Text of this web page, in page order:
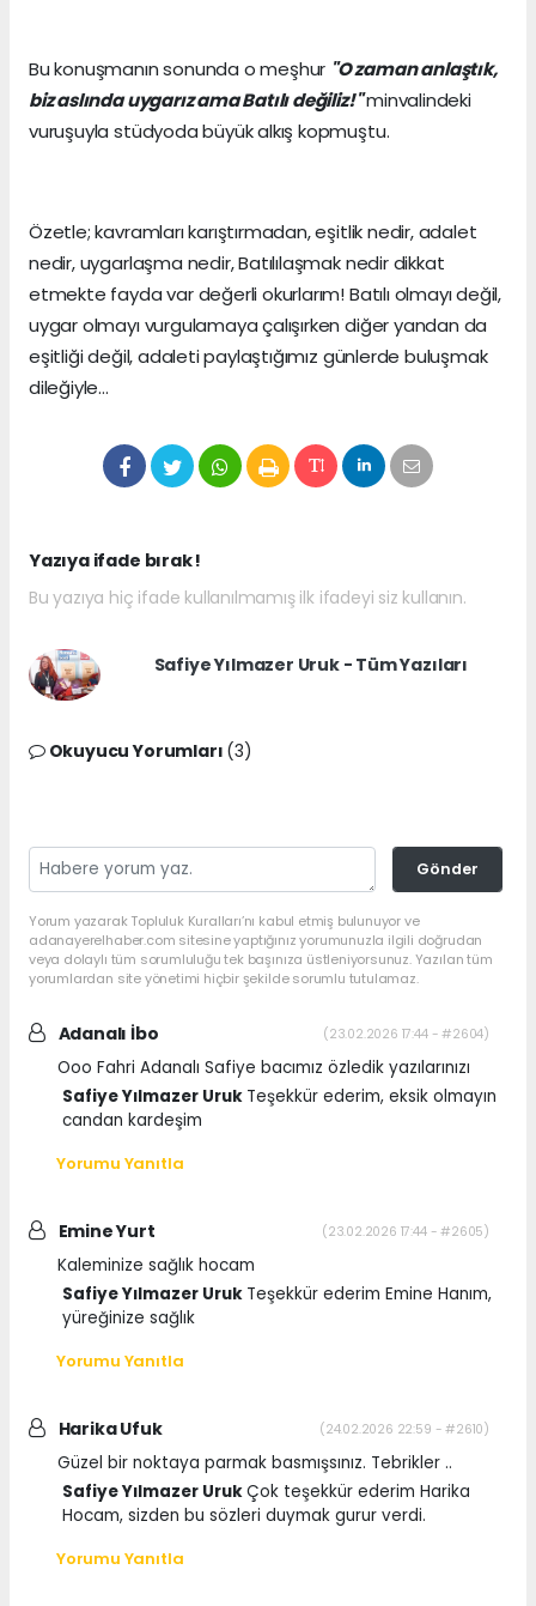
Bu konuşmanın sonunda o meşhur "O zaman anlaştık,
biz aslında uygarız ama Batılı değiliz!"minvalindeki
vuruşuyla stüdyoda büyük alkış kopmuştu.
Özetle; kavramları karıştırmadan, eşitlik nedir, adalet
nedir, uygarlaşma nedir, Batılılaşmak nedir dikkat
etmekte fayda var değerli okurlarım! Batılı olmayı değil,
uygar olmayı vurgulamaya çalışırken diğer yandan da
eşitliği değil, adaleti paylaştığımız günlerde buluşmak
dileğiyle...
Yazıya ifade bırak !
Bu yazıya hiç ifade kullanılmamış ilk ifadeyi siz kullanın.
Safiye Yılmazer Uruk - Tüm Yazıları
Okuyucu Yorumları (3)
Gönder
Yorum yazarak Topluluk Kuralları’nı kabul etmiş bulunuyor ve
adanayerelhaber.com sitesine yaptığınız yorumunuzla ilgili doğrudan
veya dolaylı tüm sorumluluğu tek başınıza üstleniyorsunuz. Yazılan tüm
yorumlardan site yönetimi hiçbir şekilde sorumlu tutulamaz.
Adanalı İbo (23.02.2026 17:44 - #2604)
Ooo Fahri Adanalı Safiye bacımız özledik yazılarınızı
Safiye Yılmazer Uruk Teşekkür ederim, eksik olmayın
candan kardeşim
Yorumu Yanıtla
Emine Yurt (23.02.2026 17:44 - #2605)
Kaleminize sağlık hocam
Safiye Yılmazer Uruk Teşekkür ederim Emine Hanım,
yüreğinize sağlık
Yorumu Yanıtla
Harika Ufuk (24.02.2026 22:59 - #2610)
Güzel bir noktaya parmak basmışsınız. Tebrikler ..
Safiye Yılmazer UrukÇok teşekkür ederim Harika
Hocam, sizden bu sözleri duymak gurur verdi.
Yorumu Yanıtla